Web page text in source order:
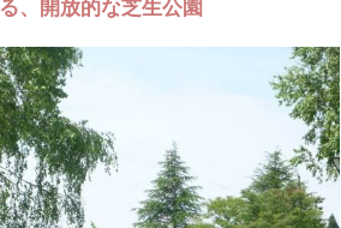
、開放的な芝生公園